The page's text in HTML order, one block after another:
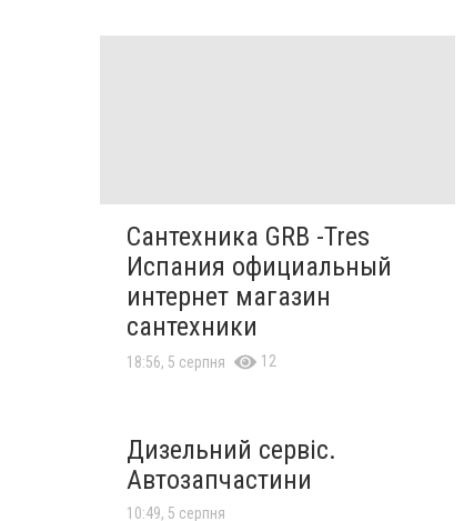
Сантехника GRB -Tres
Испания официальный
интернет магазин
сантехники
18:56, 5 серпня 12
Дизельний сервіс.
Автозапчастини
10:49, 5 серпня